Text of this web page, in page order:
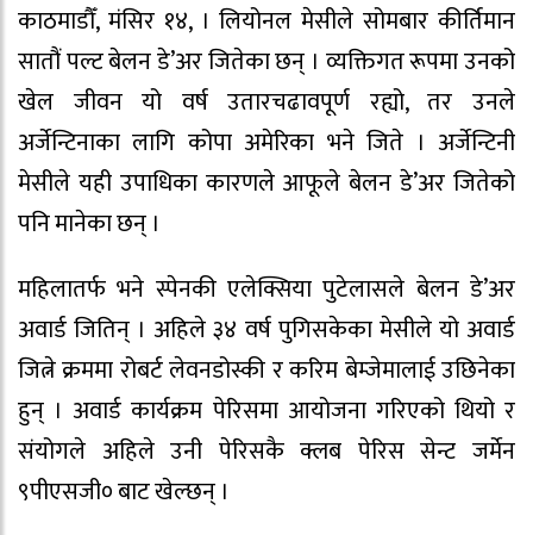
काठमाडौँ, मंसिर १४, । लियोनल मेसीले सोमबार कीर्तिमान
सातौं पल्ट बेलन डे’अर जितेका छन् । व्यक्तिगत रूपमा उनको
खेल जीवन यो वर्ष उतारचढावपूर्ण रह्यो, तर उनले
अर्जेन्टिनाका लागि कोपा अमेरिका भने जिते । अर्जेन्टिनी
मेसीले यही उपाधिका कारणले आफूले बेलन डे’अर जितेको
पनि मानेका छन् ।
महिलातर्फ भने स्पेनकी एलेक्सिया पुटेलासले बेलन डे’अर
अवार्ड जितिन् । अहिले ३४ वर्ष पुगिसकेका मेसीले यो अवार्ड
जित्ने क्रममा रोबर्ट लेवनडोस्की र करिम बेम्जेमालाई उछिनेका
हुन् । अवार्ड कार्यक्रम पेरिसमा आयोजना गरिएको थियो र
संयोगले अहिले उनी पेरिसकै क्लब पेरिस सेन्ट जर्मेन
९पीएसजी० बाट खेल्छन् ।